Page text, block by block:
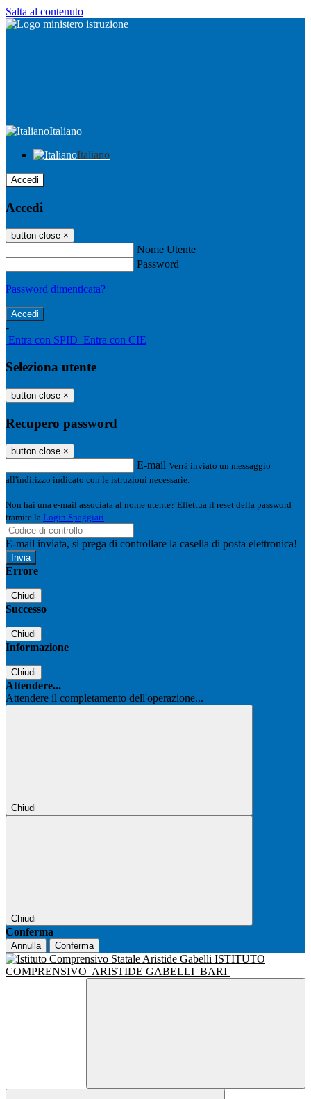
Salta al contenuto
Italiano
Italiano
Accedi
Accedi
button close ×
Nome Utente
Password
Password dimenticata?
-
Entra con SPID Entra con CIE
Seleziona utente
button close ×
Recupero password
button close ×
E-mail Verrà inviato un messaggio
all'indirizzo indicato con le istruzioni necessarie.
Non hai una e-mail associata al nome utente? Effettua il reset della password
tramite la Login Spaggiari
E-mail inviata, si prega di controllare la casella di posta elettronica!
Errore
Chiudi
Successo
Chiudi
Informazione
Chiudi
Attendere...
Attendere il completamento dell'operazione...
Chiudi
Chiudi
Conferma
Annulla Conferma
ISTITUTO
COMPRENSIVO ARISTIDE GABELLI BARI